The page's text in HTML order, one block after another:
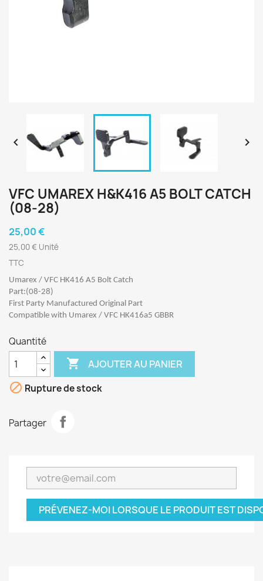
 
VFC UMAREX H&K416 A5 BOLT CATCH
(08-28)
25,00 €
25,00 € Unité
TTC
Umarex / VFC HK416 A5 Bolt Catch
Part:(08-28)
First Party Manufactured Original Part
Compatible with Umarex / VFC HK416a5 GBBR
Quantité
 AJOUTER AU PANIER
 Rupture de stock
Partager
PRÉVENEZ-MOI LORSQUE LE PRODUIT EST